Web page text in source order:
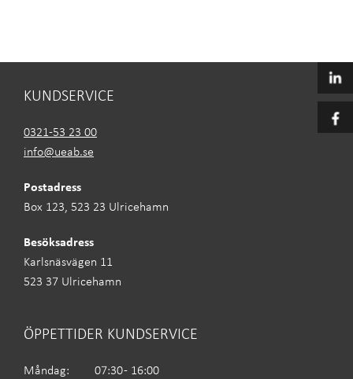
KUNDSERVICE
0321-53 23 00
info@ueab.se
Postadress
Box 123, 523 23 Ulricehamn
Besöksadress
Karlsnäsvägen 11
523 37 Ulricehamn
ÖPPETTIDER KUNDSERVICE
Måndag:
07:30 - 16:00